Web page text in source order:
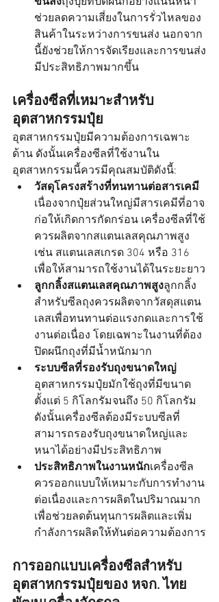
ช่วยลดความเสี่ยงในการรั่วไหลของ
สินค้าในระหว่างการขนส่ง นอกจาก
นี้ยังช่วยให้การจัดเรียงและการขนส่ง
มีประสิทธิภาพมากขึ้น
เครื่องซีลที่เหมาะสำหรับ
อุตสาหกรรมปุ๋ย
อุตสาหกรรมปุ๋ยมีความต้องการเฉพาะ
ด้าน ดังนั้นเครื่องซีลที่ใช้งานใน
อุตสาหกรรมนี้ควรมีคุณสมบัติดังนี้:
วัสดุโครงสร้างที่ทนทานต่อสารเคมี
เนื่องจากปุ๋ยส่วนใหญ่มีสารเคมีที่อาจ
ก่อให้เกิดการกัดกร่อน เครื่องซีลที่ใช้
ควรผลิตจากสแตนเลสคุณภาพสูง
เช่น สแตนเลสเกรด 304 หรือ 316
เพื่อให้สามารถใช้งานได้ในระยะยาว
ลูกกลิ้งสแตนเลสคุณภาพสูงลูกกลิ้ง
สำหรับซีลถุงควรผลิตจากวัสดุสแตน
เลสเพื่อทนทานต่อแรงกดและการใช้
งานต่อเนื่อง โดยเฉพาะในงานที่ต้อง
ปิดผนึกถุงที่มีน้ำหนักมาก
ระบบซีลที่รองรับถุงขนาดใหญ่
อุตสาหกรรมปุ๋ยมักใช้ถุงที่มีขนาด
ตั้งแต่ 5 กิโลกรัมจนถึง 50 กิโลกรัม
ดังนั้นเครื่องซีลต้องมีระบบซีลที่
สามารถรองรับถุงขนาดใหญ่และ
หนาได้อย่างมีประสิทธิภาพ
ประสิทธิภาพในงานหนักเครื่องซีล
ควรออกแบบให้เหมาะกับการทำงาน
ต่อเนื่องและการผลิตในปริมาณมาก
เพื่อช่วยลดต้นทุนการผลิตและเพิ่ม
กำลังการผลิตให้ทันต่อความต้องการ
การออกแบบเครื่องซีลสำหรับ
อุตสาหกรรมปุ๋ยของ หจก. ไทย